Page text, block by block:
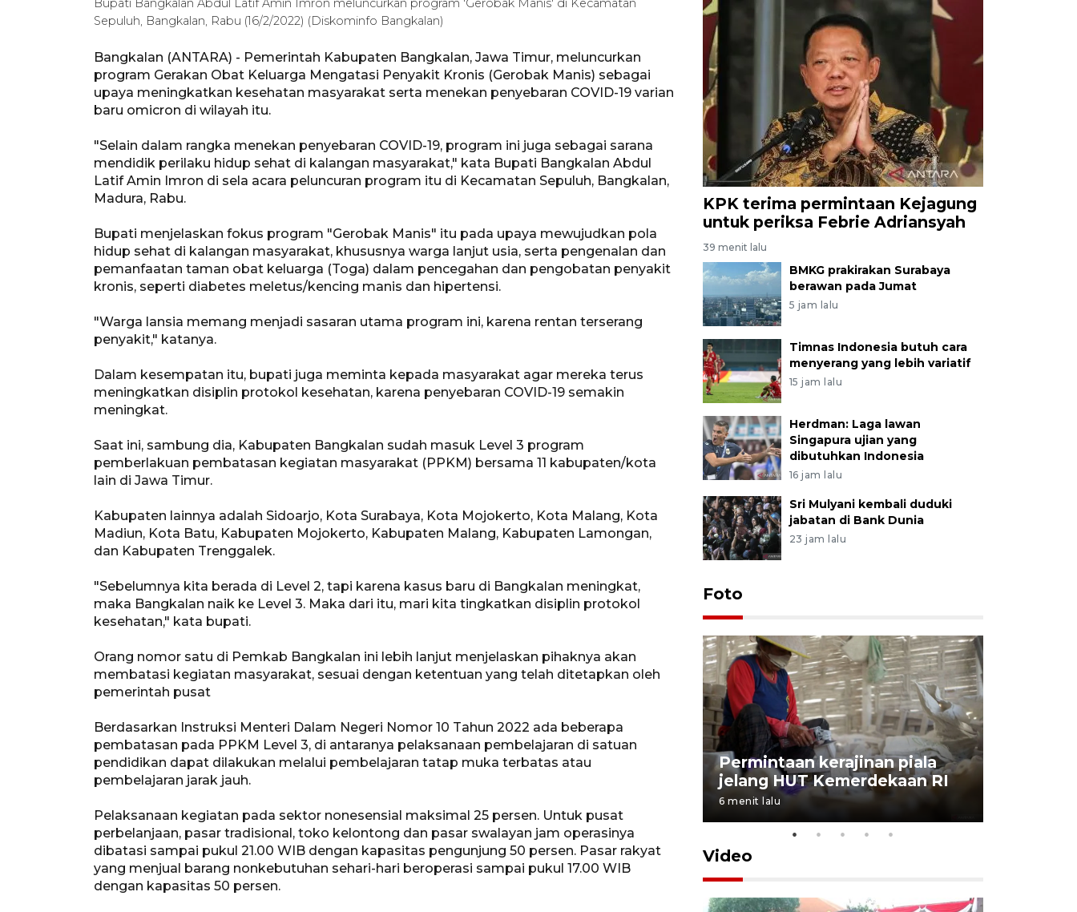
Bupati Bangkalan Abdul Latif Amin Imron meluncurkan program 'Gerobak Manis' di Kecamatan
Sepuluh, Bangkalan, Rabu (16/2/2022) (Diskominfo Bangkalan)
Bangkalan (ANTARA) - Pemerintah Kabupaten Bangkalan, Jawa Timur, meluncurkan
program Gerakan Obat Keluarga Mengatasi Penyakit Kronis (Gerobak Manis) sebagai
upaya meningkatkan kesehatan masyarakat serta menekan penyebaran COVID-19 varian
baru omicron di wilayah itu.
"Selain dalam rangka menekan penyebaran COVID-19, program ini juga sebagai sarana
mendidik perilaku hidup sehat di kalangan masyarakat," kata Bupati Bangkalan Abdul
Latif Amin Imron di sela acara peluncuran program itu di Kecamatan Sepuluh, Bangkalan,
Madura, Rabu.
Bupati menjelaskan fokus program "Gerobak Manis" itu pada upaya mewujudkan pola
hidup sehat di kalangan masyarakat, khususnya warga lanjut usia, serta pengenalan dan
pemanfaatan taman obat keluarga (Toga) dalam pencegahan dan pengobatan penyakit
kronis, seperti diabetes meletus/kencing manis dan hipertensi.
"Warga lansia memang menjadi sasaran utama program ini, karena rentan terserang
penyakit," katanya.
Dalam kesempatan itu, bupati juga meminta kepada masyarakat agar mereka terus
meningkatkan disiplin protokol kesehatan, karena penyebaran COVID-19 semakin
meningkat.
Saat ini, sambung dia, Kabupaten Bangkalan sudah masuk Level 3 program
pemberlakuan pembatasan kegiatan masyarakat (PPKM) bersama 11 kabupaten/kota
lain di Jawa Timur.
Kabupaten lainnya adalah Sidoarjo, Kota Surabaya, Kota Mojokerto, Kota Malang, Kota
Madiun, Kota Batu, Kabupaten Mojokerto, Kabupaten Malang, Kabupaten Lamongan,
dan Kabupaten Trenggalek.
"Sebelumnya kita berada di Level 2, tapi karena kasus baru di Bangkalan meningkat,
maka Bangkalan naik ke Level 3. Maka dari itu, mari kita tingkatkan disiplin protokol
kesehatan," kata bupati.
Orang nomor satu di Pemkab Bangkalan ini lebih lanjut menjelaskan pihaknya akan
membatasi kegiatan masyarakat, sesuai dengan ketentuan yang telah ditetapkan oleh
pemerintah pusat
Berdasarkan Instruksi Menteri Dalam Negeri Nomor 10 Tahun 2022 ada beberapa
pembatasan pada PPKM Level 3, di antaranya pelaksanaan pembelajaran di satuan
pendidikan dapat dilakukan melalui pembelajaran tatap muka terbatas atau
pembelajaran jarak jauh.
Pelaksanaan kegiatan pada sektor nonesensial maksimal 25 persen. Untuk pusat
perbelanjaan, pasar tradisional, toko kelontong dan pasar swalayan jam operasinya
dibatasi sampai pukul 21.00 WIB dengan kapasitas pengunjung 50 persen. Pasar rakyat
yang menjual barang nonkebutuhan sehari-hari beroperasi sampai pukul 17.00 WIB
dengan kapasitas 50 persen.
KPK terima permintaan Kejagung
untuk periksa Febrie Adriansyah
39 menit lalu
BMKG prakirakan Surabaya
berawan pada Jumat
5 jam lalu
Timnas Indonesia butuh cara
menyerang yang lebih variatif
15 jam lalu
Herdman: Laga lawan
Singapura ujian yang
dibutuhkan Indonesia
16 jam lalu
Sri Mulyani kembali duduki
jabatan di Bank Dunia
23 jam lalu
Foto
Permintaan kerajinan piala
jelang HUT Kemerdekaan RI
6 menit lalu
Video